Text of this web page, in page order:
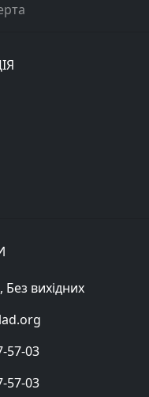
Без вихідних
57-03
57-03